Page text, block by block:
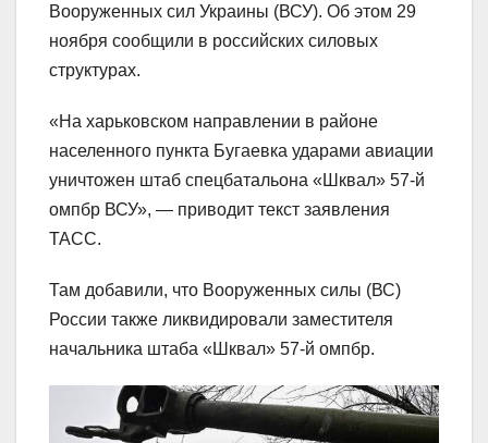
Вооруженных сил Украины (ВСУ). Об этом 29
ноября сообщили в российских силовых
структурах.
«На харьковском направлении в районе
населенного пункта Бугаевка ударами авиации
уничтожен штаб спецбатальона «Шквал» 57-й
омпбр ВСУ», — приводит текст заявления
ТАСС.
Там добавили, что Вооруженных силы (ВС)
России также ликвидировали заместителя
начальника штаба «Шквал» 57-й омпбр.